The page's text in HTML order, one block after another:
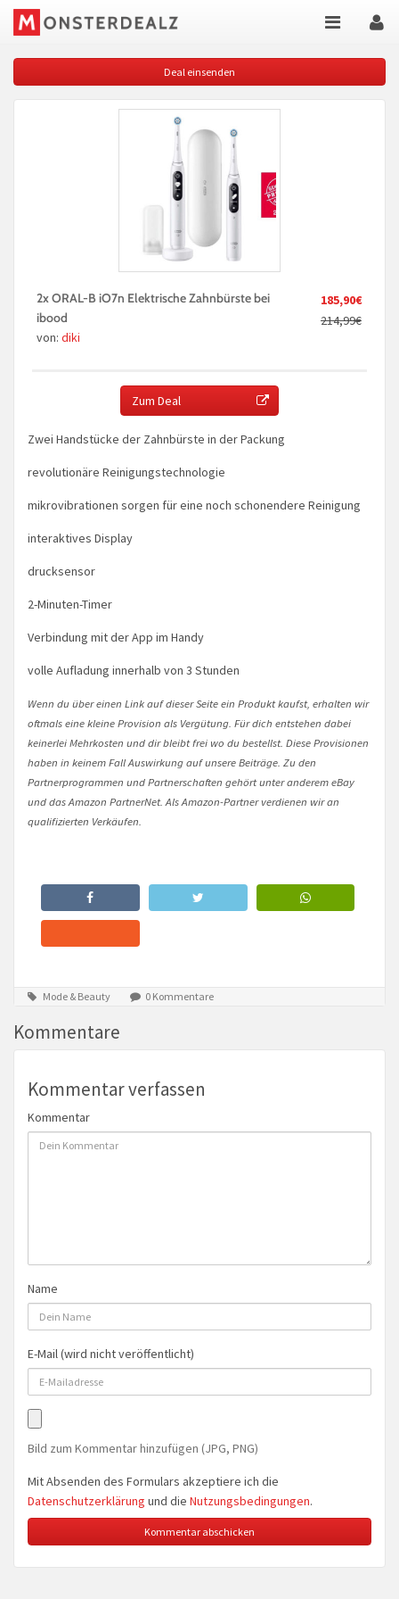
Deal einsenden
185,90€
214,99€
2x ORAL-B iO7n Elektrische Zahnbürste bei
ibood
von: diki
Zum Deal
Zwei Handstücke der Zahnbürste in der Packung­
revolutionäre Reinigungstechnologie­
mikrovibrationen sorgen für eine noch schonendere Reinigung­
interaktives Display
drucksensor
2-Minuten-Timer
Verbindung mit der App im Handy
volle Aufladung innerhalb von 3 Stunden
Wenn du über einen Link auf dieser Seite ein Produkt kaufst, erhalten wir
oftmals eine kleine Provision als Vergütung. Für dich entstehen dabei
keinerlei Mehrkosten und dir bleibt frei wo du bestellst. Diese Provisionen
haben in keinem Fall Auswirkung auf unsere Beiträge. Zu den
Partnerprogrammen und Partnerschaften gehört unter anderem eBay
und das Amazon PartnerNet. Als Amazon-Partner verdienen wir an
qualifizierten Verkäufen.
Mode & Beauty 0 Kommentare
Kommentare
Kommentar verfassen
Kommentar
Name
E-Mail (wird nicht veröffentlicht)
Bild zum Kommentar hinzufügen (JPG, PNG)
Mit Absenden des Formulars akzeptiere ich die
Datenschutzerklärung und die Nutzungsbedingungen.